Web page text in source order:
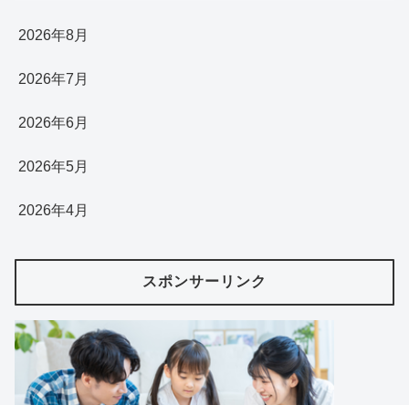
2026年8月
2026年7月
2026年6月
2026年5月
2026年4月
スポンサーリンク